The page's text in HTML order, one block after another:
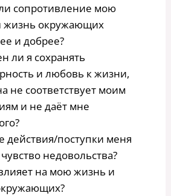
сопротивление мою
жизнь окружающих
и добрее?
ли я сохранять
и любовь к жизни,
не соответствует моим
и не даёт мне
действия/поступки меня
недовольства?
на мою жизнь и